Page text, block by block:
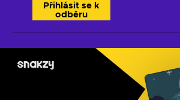
Přihlásit se k
odběru